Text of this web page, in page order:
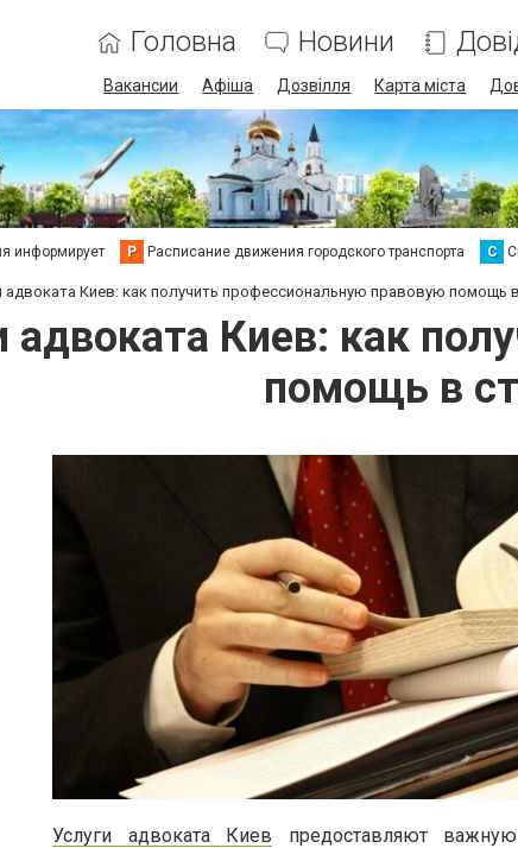
Головна Новини
Вакансии Афіша Дозвілля Карта міста
информирует Р Расписание движения городского транспорта С
адвоката Киев: как получить профессиональную правовую помощь
адвоката Киев: как
помощь в
Услуги адвоката Киев предоставляют